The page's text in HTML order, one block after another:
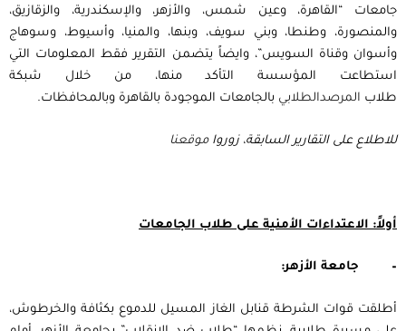
جامعات “القاهرة، وعين شمس، والأزهر، والإسكندرية، والزقازيق،
والمنصورة، وطنطا، وبني سويف، وبنها، والمنيا، وأسيوط، وسوهاج
وأسوان وقناة السويس”، وايضاً يتضمن التقرير فقط المعلومات التي
استطاعت المؤسسة التأكد منها، من خلال شبكة
طلاب المرصدالطلابيبالجامعات الموجودة بالقاهرة وبالمحافظات.
للاطلاع على التقارير السابقة، زوروا موقعنا
أولاً: الاعتداءات الأمنية على طلاب الجامعات
– جامعة الأزهر:
أطلقت قوات الشرطة قنابل الغاز المسيل للدموع بكثافة والخرطوش،